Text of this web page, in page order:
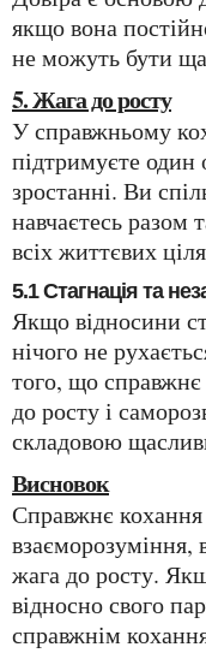
якщо вона
не можуть бути
5. Жага до росту
У справжньому коханні ви і ваш партнер
підтримуєте один
зростанні. Ви
навчаєтесь разом
всіх життєвих
5.1 Стагнація та
Якщо відносини стають стагнаційними і
нічого не
того, що
до росту і
складовою
Висновок
Справжнє кохання – це глибоке почуття,
взаєморозуміння,
жага до росту.
відносно свого
справжнім